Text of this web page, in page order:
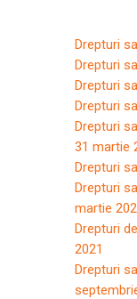
Drepturi
Drepturi
Drepturi
Drepturi
Drepturi
31 martie
Drepturi
Drepturi
martie
Drepturi
2021
Drepturi